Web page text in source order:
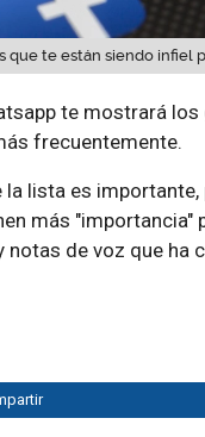
que te están siendo infiel
te mostrará
frecuentemente.
la lista es
más
notas de voz que